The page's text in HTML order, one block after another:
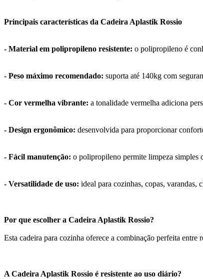
Principais características da Cadeira Aplastik Rossio
- Material em polipropileno resistente: o polipropileno é
- Peso máximo recomendado: suporta até 140kg com
- Cor vermelha vibrante: a tonalidade vermelha adiciona
- Design ergonômico: desenvolvida para proporcionar
- Fácil manutenção: o polipropileno permite limpeza simples
- Versatilidade de uso: ideal para cozinhas, copas, varandas,
Por que escolher a Cadeira Aplastik Rossio?
Esta cadeira para cozinha oferece a combinação perfeita
A Cadeira Aplastik Rossio é resistente ao uso diário?